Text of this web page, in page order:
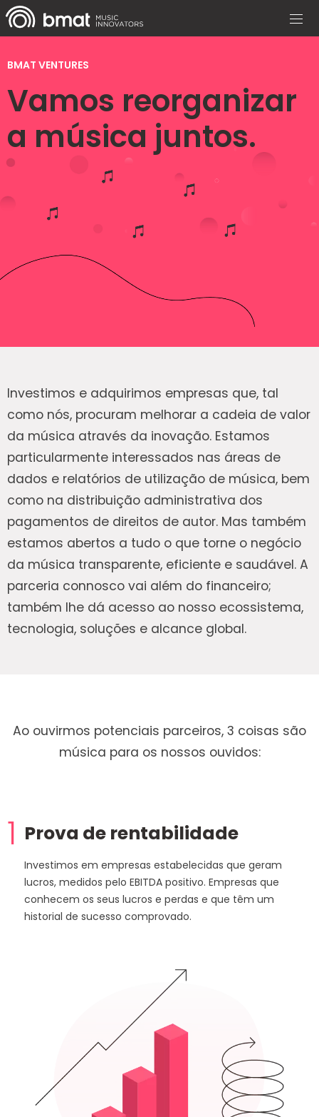
BMAT VENTURES
Vamos reorganizar
a música juntos.
Investimos e adquirimos empresas que, tal
como nós, procuram melhorar a cadeia de valor
da música através da inovação. Estamos
particularmente interessados nas áreas de
dados e relatórios de utilização de música, bem
como na distribuição administrativa dos
pagamentos de direitos de autor. Mas também
estamos abertos a tudo o que torne o negócio
da música transparente, eficiente e saudável. A
parceria connosco vai além do financeiro;
também lhe dá acesso ao nosso ecossistema,
tecnologia, soluções e alcance global.
Ao ouvirmos potenciais parceiros, 3 coisas são
música para os nossos ouvidos:
1 Prova de rentabilidade
Investimos em empresas estabelecidas que geram
lucros, medidos pelo EBITDA positivo. Empresas que
conhecem os seus lucros e perdas e que têm um
historial de sucesso comprovado.